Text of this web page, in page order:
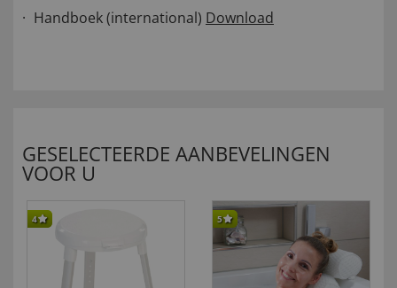
Handboek (international) Download
GESELECTEERDE AANBEVELINGEN
VOOR U
4 5